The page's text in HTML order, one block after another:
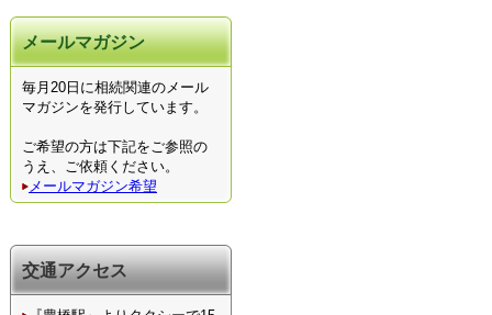
メールマガジン
毎月20日に相続関連のメール
マガジンを発行しています。
ご希望の方は下記をご参照の
うえ、ご依頼ください。
メールマガジン希望
交通アクセス